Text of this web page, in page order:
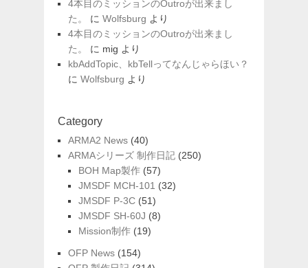
4本目のミッションのOutroが出来まし
た。
に Wolfsburg より
4本目のミッションのOutroが出来まし
た。
に mig より
kbAddTopic、kbTellってなんじゃらほい？
に Wolfsburg より
Category
ARMA2 News (40)
ARMAシリーズ 制作日記 (250)
BOH Map製作 (57)
JMSDF MCH-101 (32)
JMSDF P-3C (51)
JMSDF SH-60J (8)
Mission制作 (19)
OFP News (154)